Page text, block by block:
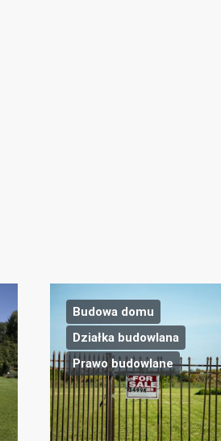
Budowa domu
Działka budowlana
Prawo budowlane